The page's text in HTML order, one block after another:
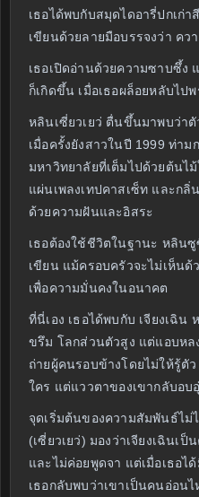
เธอได้พบกับสมุดไดอารี่ปกเก่
เขียนด้วยลายมือบรรจงว่า คว
เธอเปิดอ่านด้วยความซาบซึ้ง
ก็เกิดขึ้น เมื่อเธอผล็อยหลับไป
หลินเซี่ยวเยว่ ตื่นขึ้นมาพบว่าตั
เมื่อครั้งยังสาวในปี 1999 ท่าม
มหาวิทยาลัยที่เต็มไปด้วยต้น
แผ่นเพลงเทปคาสเซ็ท และกลิ่
ด้วยความฝันและอิสระ
เธอต้องใช้ชีวิตในฐานะ หลิน
เขียน แม้ครอบครัวจะไม่เห็นด้
เพื่อความมั่นคงในอนาคต
ที่นี่เอง เธอได้พบกับ เจียงเฉิ
ขรึม โลกส่วนตัวสูง แต่แอบหล
ถ่ายผู้คนรอบข้างโดยไม่ให้รู้ตั
ใคร แต่แววตาของเขากลับอบ
จุดเริ่มต้นของความสัมพันธ์ไ
(เซี่ยวเยว่) มองว่าเจียงเฉินเ
และไม่ค่อยพูดจา แต่เมื่อเธอไ
เธอกลับพบว่าเขาเป็นคนอ่อน